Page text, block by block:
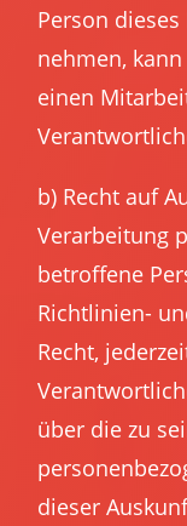
Person
nehmen,
einen
b) Recht auf
Verarbeitung
betroffene
Richtlinien-
Recht,
über die zu
dieser